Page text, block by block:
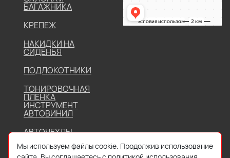
БАГАЖНИКА
КРЕПЕЖ
НАКИДКИ НА
СИДЕНЬЯ
ПОДЛОКОТНИКИ
ТОНИРОВОЧНАЯ
ПЛЕНКА
ИНСТРУМЕНТ
АВТОВИНИЛ
АВТОЧЕХЛЫ
Мы используем файлы cookie. Продолжив использование